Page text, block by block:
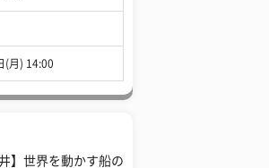
(月) 14:00
】世界を動かす船の